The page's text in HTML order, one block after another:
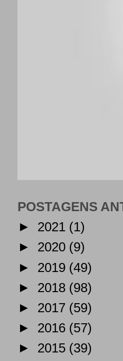
POSTAGENS
► 2021 (1)
► 2020 (9)
► 2019 (49)
► 2018 (98)
► 2017 (59)
► 2016 (57)
► 2015 (39)